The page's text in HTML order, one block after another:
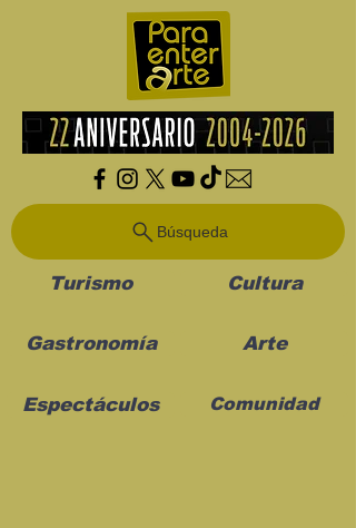
Búsqueda
Turismo Cultura
Gastronomía Arte
Espectáculos Comunidad